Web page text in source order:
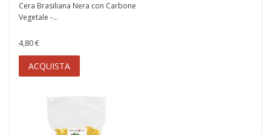
Cera Brasiliana Nera con Carbone
Vegetale -...
4,80 €
ACQUISTA